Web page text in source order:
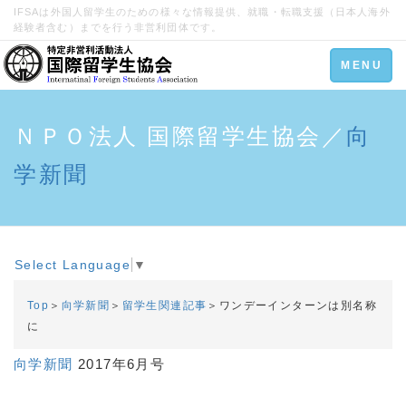
IFSAは外国人留学生のための様々な情報提供、就職・転職支援（日本人海外
経験者含む）までを行う非営利団体です。
Toggle
navigation
MENU
ＮＰＯ法人 国際留学生協会／ 向
学新聞
Select Language ▼
Top ＞ 向学新聞 ＞ 留学生関連記事 ＞ワンデーインターンは別名称
に
向学新聞 2017年6月号